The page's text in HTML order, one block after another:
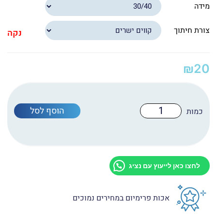
מידה
צורת חיתוך נקה
₪20
כמות
של הוסף לסל
לחצו כאן לייעוץ עם נציג
אכות פרימיום במחירים נמוכים